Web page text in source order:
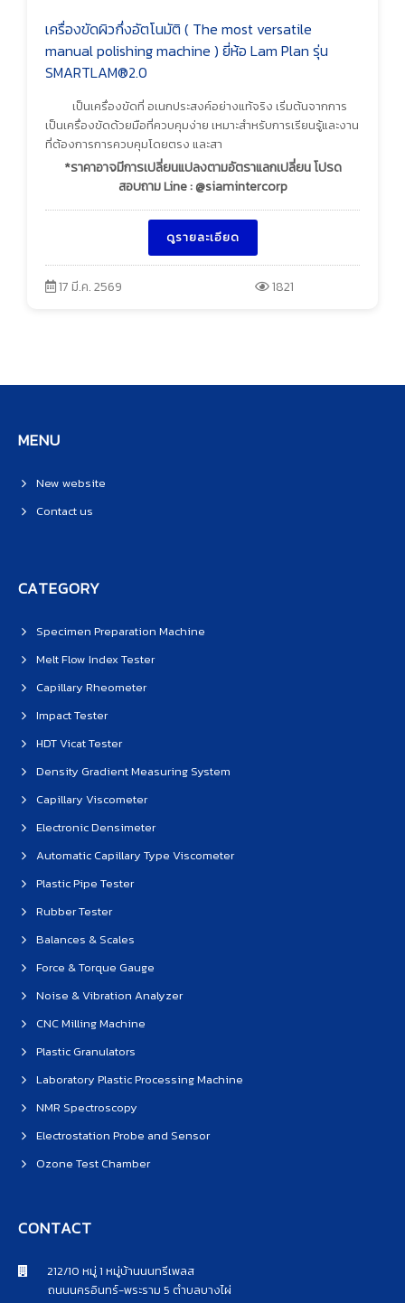
เครื่องขัดผิวกึ่งอัตโนมัติ ( The most versatile
manual polishing machine ) ยี่ห้อ Lam Plan รุ่น
SMARTLAM®2.0
เป็นเครื่องขัดที่ อเนกประสงค์อย่างแท้จริง เริ่มต้นจากการ
เป็นเครื่องขัดด้วยมือที่ควบคุมง่าย เหมาะสำหรับการเรียนรู้และงาน
ที่ต้องการการควบคุมโดยตรง และสา
*ราคาอาจมีการเปลี่ยนแปลงตามอัตราแลกเปลี่ยน โปรด
สอบถาม Line : @siamintercorp
ดูรายละเอียด
17 มี.ค. 2569 1821
MENU
New website
Contact us
CATEGORY
Specimen Preparation Machine
Melt Flow Index Tester
Capillary Rheometer
Impact Tester
HDT Vicat Tester
Density Gradient Measuring System
Capillary Viscometer
Electronic Densimeter
Automatic Capillary Type Viscometer
Plastic Pipe Tester
Rubber Tester
Balances & Scales
Force & Torque Gauge
Noise & Vibration Analyzer
CNC Milling Machine
Plastic Granulators
Laboratory Plastic Processing Machine
NMR Spectroscopy
Electrostation Probe and Sensor
Ozone Test Chamber
CONTACT
212/10 หมู่ 1 หมู่บ้านนนทรีเพลส
ถนนนครอินทร์-พระราม 5 ตำบลบางไผ่